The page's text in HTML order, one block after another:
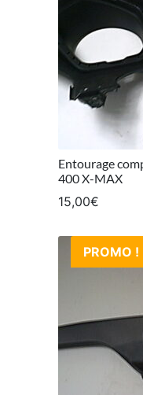
Entourage
400 X-MAX
15,00€
PROMO !